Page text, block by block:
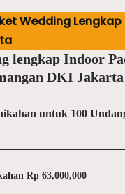
Wedding
lengkap Indoor
DKI Jakarta
untuk 100
Rp 63,000,000